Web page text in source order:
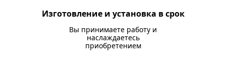
Изготовление и установка в срок
Вы принимаете работу и
наслаждаетесь
приобретением